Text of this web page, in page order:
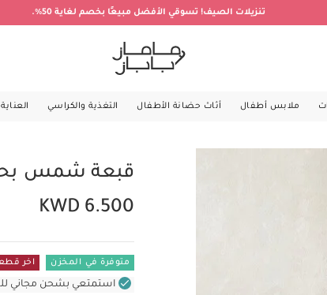
تنزيلات الصيف! تسوقي الأفضل مبيعًا بخصم لغاية 50%.
ملابس أطفال أثاث حضانة الأطفال التغذية والكراسي
قبعة شمس
KWD 6.500
متوفرة في المخزن اخر
استمتعي بشحن مجاني